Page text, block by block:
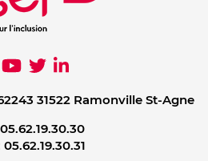
31522 Ramonville St-Agne
05.62.19.30.30
05.62.19.30.31